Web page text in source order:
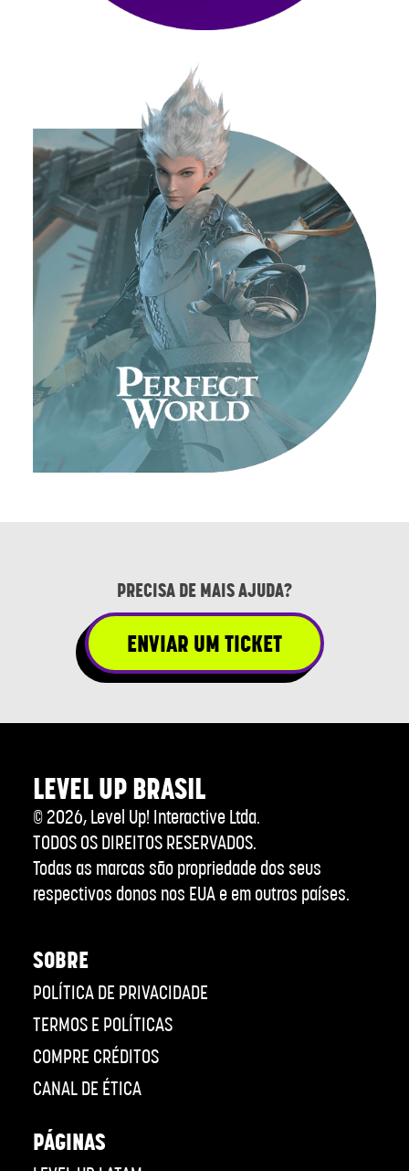
PRECISA DE MAIS AJUDA?
ENVIAR UM TICKET
LEVEL UP BRASIL
© 2026, Level Up! Interactive Ltda.
TODOS OS DIREITOS RESERVADOS.
Todas as marcas são propriedade dos seus
respectivos donos nos EUA e em outros países.
SOBRE
POLÍTICA DE PRIVACIDADE
TERMOS E POLÍTICAS
COMPRE CRÉDITOS
CANAL DE ÉTICA
PÁGINAS